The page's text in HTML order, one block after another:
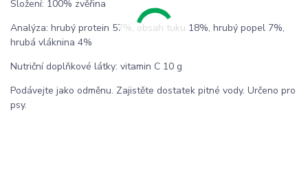
Složení: 100% zvěřina
Analýza: hrubý protein 57%, obsah tuku 18%, hrubý popel 7%,
hrubá vláknina 4%
Nutriční doplňkové látky: vitamin C 10 g
Podávejte jako odměnu. Zajistěte dostatek pitné vody. Určeno pro
psy.